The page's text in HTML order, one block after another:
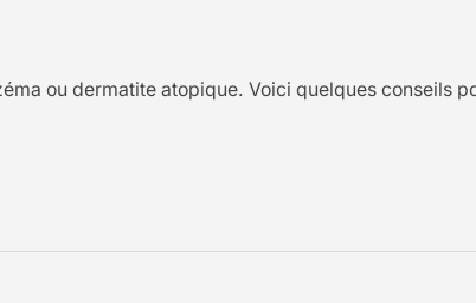
ou dermatite atopique. Voici quelques conseils